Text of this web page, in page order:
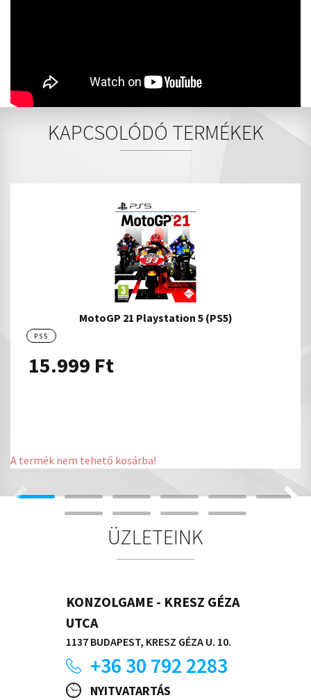
KAPCSOLÓDÓ TERMÉKEK
MotoGP 21 Playstation 5 (PS5)
PS5
15.999 Ft
A termék nem tehető kosárba!
ÜZLETEINK
KONZOLGAME - KRESZ GÉZA
UTCA
1137 BUDAPEST, KRESZ GÉZA U. 10.
+36 30 792 2283
NYITVATARTÁS